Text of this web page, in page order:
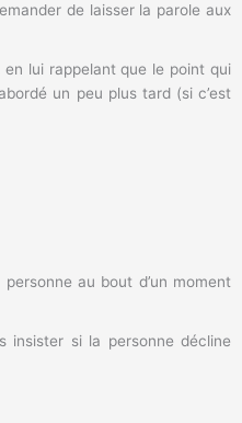
de laisser la parole aux
lui rappelant que le point qui
un peu plus tard (si c’est
au bout d’un moment
si la personne décline